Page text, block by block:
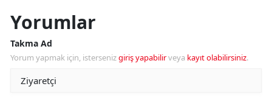
Yorumlar
Takma Ad
Yorum yapmak için, istersenizgiriş yapabilirveya kayıt olabilirsiniz.